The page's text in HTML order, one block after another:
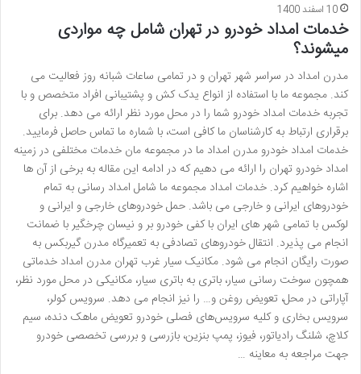
10 اسفند 1400
خدمات امداد خودرو در تهران شامل چه مواردی
میشوند؟
مدرن امداد در سراسر شهر تهران و در تمامی ساعات شبانه روز فعالیت می
کند. مجموعه ما با استفاده از انواع یدک کش و پشتیبانی افراد متخصص و با
تجربه خدمات امداد خودرو شما را در محل مورد نظر ارائه می دهد. برای
برقراری ارتباط به کارشناسان ما کافی است، با شماره ما تماس حاصل فرمایید.
خدمات امداد خودرو مدرن امداد ما در مجموعه مان خدمات مختلفی در زمینه
امداد خودرو تهران را ارائه می دهیم که در ادامه این مقاله به برخی از آن ها
اشاره خواهیم کرد. خدمات امداد مجموعه ما شامل امداد رسانی به تمام
خودروهای ایرانی و خارجی می باشد. حمل خودروهای خارجی و ایرانی و
لوکس با تمامی شهر های ایران با کفی خودرو بر و نیسان چرخگیر با ضمانت
انجام می پذیرد. انتقال خودروهای تصادفی به تعمیرگاه مدرن گیربکس به
صورت رایگان انجام می شود. مکانیک سیار غرب تهران مدرن امداد خدماتی
همچون سوخت رسانی سیار، باتری به باتری سیار، مکانیکی در محل مورد نظر،
آپاراتی در محل، تعویض روغن و… را نیز انجام می دهد. سرویس کولر،
سرویس بخاری و کلیه سرویس‌های فصلی خودرو تعویض ماهک دنده، سیم
کلاچ، شلنگ رادیاتور، فیوز، پمپ بنزین، بازرسی و بررسی تخصصی خودرو
جهت مراجعه به معاینه …